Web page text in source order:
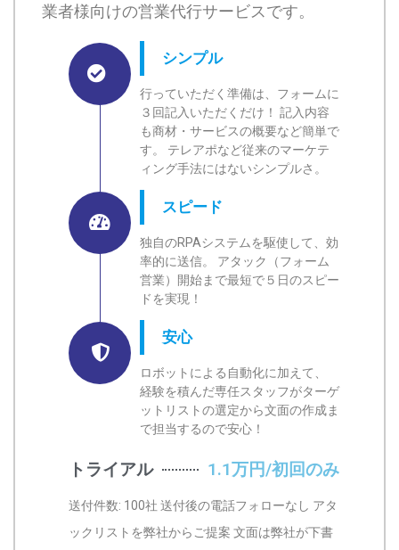
業者様向けの営業代行サービスです。
シンプル
行っていただく準備は、フォームに
３回記入いただくだけ！ 記入内容
も商材・サービスの概要など簡単で
す。 テレアポなど従来のマーケテ
ィング手法にはないシンプルさ。
スピード
独自のRPAシステムを駆使して、効
率的に送信。 アタック（フォーム
営業）開始まで最短で５日のスピー
ドを実現！
安心
ロボットによる自動化に加えて、
経験を積んだ専任スタッフがターゲ
ットリストの選定から文面の作成ま
で担当するので安心！
トライアル 1.1万円/初回のみ
送付件数: 100社 送付後の電話フォローなし アタ
ックリストを弊社からご提案 文面は弊社が下書